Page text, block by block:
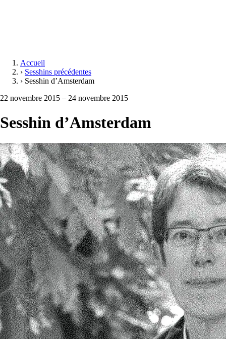
Accueil
› Sesshins précédentes
› Sesshin d’Amsterdam
22 novembre 2015 – 24 novembre 2015
Sesshin d’Amsterdam